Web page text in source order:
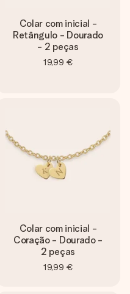
Colar com inicial -
Retângulo - Dourado
- 2 peças
19,99 €
Colar com inicial -
Coração - Dourado -
2 peças
19,99 €